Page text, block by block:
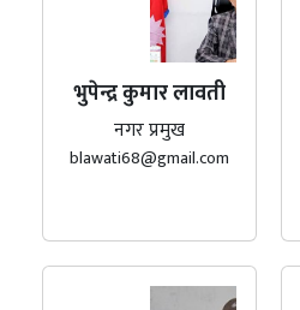
भुपेन्द्र कुमार लावती
नगर प्रमुख
blawati68@gmail.com